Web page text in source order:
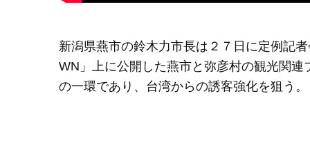
新潟県燕市の鈴木力市長は２７日に定例記
WN」上に公開した燕市と弥彦村の観光関
の一環であり、台湾からの誘客強化を狙う。